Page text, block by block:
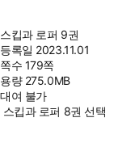
스킵과 로퍼 9권
등록일 2023.11.01
쪽수 179쪽
용량 275.0MB
대여 불가
스킵과 로퍼 8권 선택